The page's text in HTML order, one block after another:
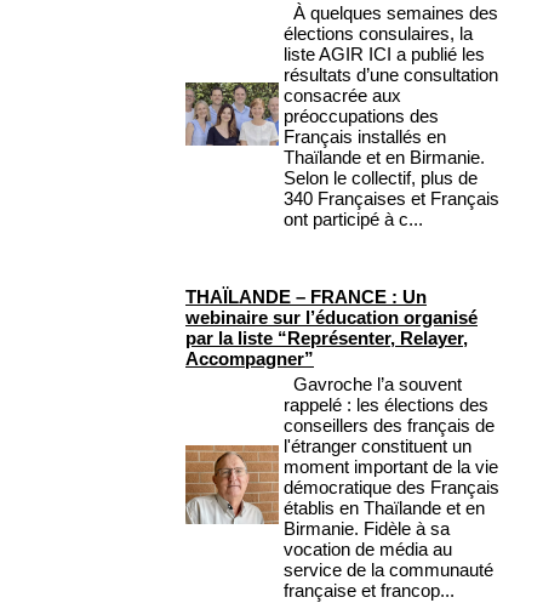
À quelques semaines des
élections consulaires, la
liste AGIR ICI a publié les
résultats d’une consultation
consacrée aux
préoccupations des
Français installés en
Thaïlande et en Birmanie.
Selon le collectif, plus de
340 Françaises et Français
ont participé à c...
THAÏLANDE – FRANCE : Un
webinaire sur l’éducation organisé
par la liste “Représenter, Relayer,
Accompagner”
Gavroche l’a souvent
rappelé : les élections des
conseillers des français de
l'étranger constituent un
moment important de la vie
démocratique des Français
établis en Thaïlande et en
Birmanie. Fidèle à sa
vocation de média au
service de la communauté
française et francop...